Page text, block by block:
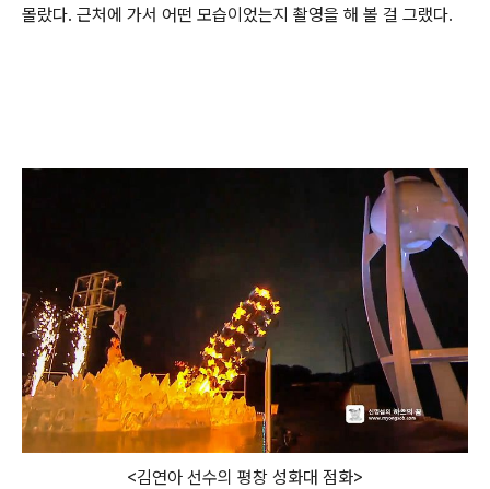
몰랐다. 근처에 가서 어떤 모습이었는지 촬영을 해 볼 걸 그랬다.
<김연아 선수의 평창 성화대 점화>